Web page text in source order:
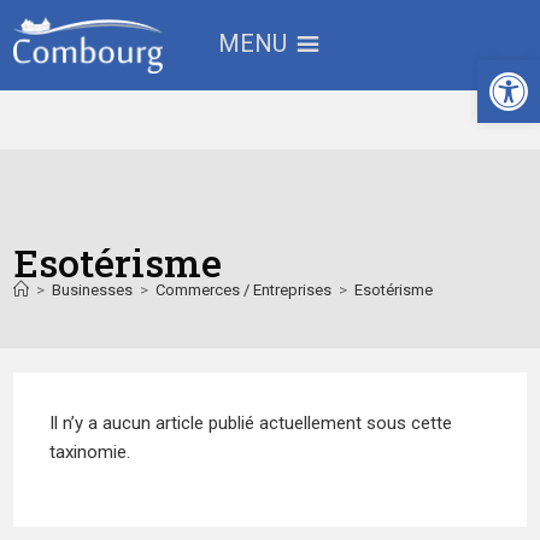
MENU
Esotérisme
> Businesses > Commerces / Entreprises > Esotérisme
Il n’y a aucun article publié actuellement sous cette
taxinomie.